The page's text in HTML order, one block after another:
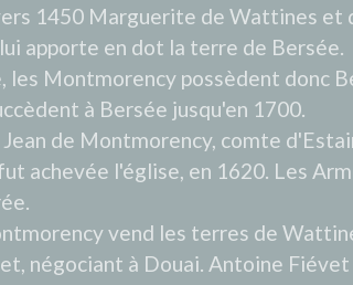
1450 Marguerite de Wattines
apporte en dot la terre de Bersée.
les Montmorency possèdent donc
à Bersée jusqu'en 1700.
de Montmorency, comte
achevée l'église, en 1620. Les
vend les terres de
négociant à Douai. Antoine